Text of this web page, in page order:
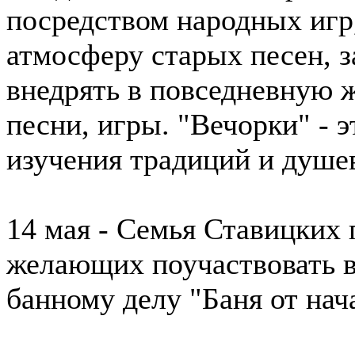
посредством народных
атмосферу старых песен,
внедрять в повседневную
песни, игры. "Вечорки" -
изучения традиций и
14 мая - Семья Ставицких
желающих поучаствовать
банному делу "Баня от